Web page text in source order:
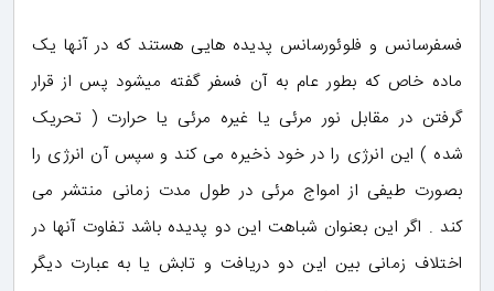
فسفرسانس و فلوئورسانس پدیده هایی هستند که در آنها یک
ماده خاص که بطور عام به آن فسفر گفته میشود پس از قرار
گرفتن در مقابل نور مرئی یا غیره مرئی یا حرارت ( تحریک
شده ) این انرژی را در خود ذخیره می کند و سپس آن انرژی را
بصورت طیفی از امواج مرئی در طول مدت زمانی منتشر می
کند . اگر این بعنوان شباهت این دو پدیده باشد تفاوت آنها در
اختلاف زمانی بین این دو دریافت و تابش یا به عبارت دیگر